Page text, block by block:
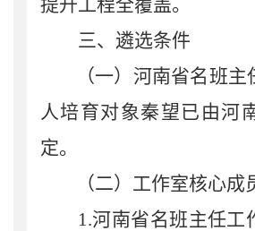
提升工程全覆盖。
三、遴选条件
（一）河南省名班
人培育对象秦望已由河
定。
（二）工作室核心成
1.河南省名班主任工